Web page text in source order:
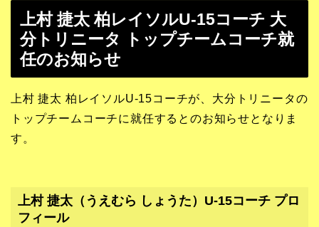
上村 捷太 柏レイソルU-15コーチ 大
分トリニータ トップチームコーチ就
任のお知らせ
上村 捷太 柏レイソルU-15コーチが、大分トリニータの
トップチームコーチに就任するとのお知らせとなりま
す。
上村 捷太（うえむら しょうた）U-15コーチ プロ
フィール